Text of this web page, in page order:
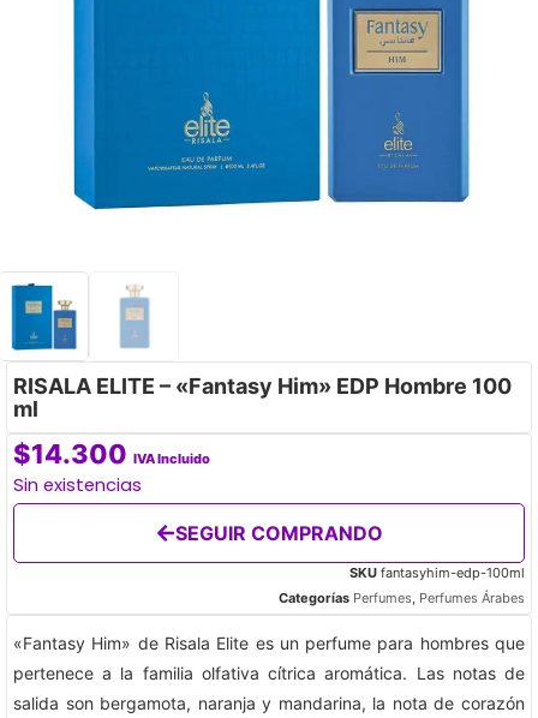
RISALA ELITE – «Fantasy Him» EDP Hombre 100
ml
$14.300 IVA Incluido
Sin existencias
SEGUIR COMPRANDO
SKU fantasyhim-edp-100ml
Categorías Perfumes, Perfumes Árabes
«Fantasy Him» de Risala Elite es un perfume para hombres que
pertenece a la familia olfativa cítrica aromática. Las notas de
salida son bergamota, naranja y mandarina, la nota de corazón